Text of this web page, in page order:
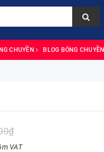
CHUYỀN BLOG BÓNG CHUYỀN
VAT